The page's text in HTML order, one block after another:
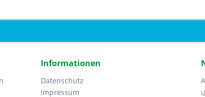
Informationen
Datenschutz
Impressum